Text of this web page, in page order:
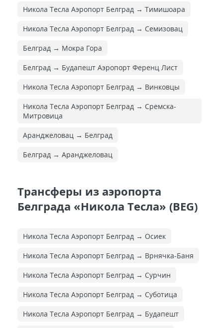
Никола Тесла Аэропорт Белград → Тимишоара
Никола Тесла Аэропорт Белград → Семизовац
Белград → Мокра Гора
Белград → Будапешт Аэропорт Ференц Лист
Никола Тесла Аэропорт Белград → Винковцы
Никола Тесла Аэропорт Белград → Сремска-
Митровица
Аранджеловац → Белград
Белград → Аранджеловац
Трансферы из аэропорта
Белграда «Никола Тесла» (BEG)
Никола Тесла Аэропорт Белград → Осиек
Никола Тесла Аэропорт Белград → Врнячка-Баня
Никола Тесла Аэропорт Белград → Сурчин
Никола Тесла Аэропорт Белград → Суботица
Никола Тесла Аэропорт Белград → Будапешт